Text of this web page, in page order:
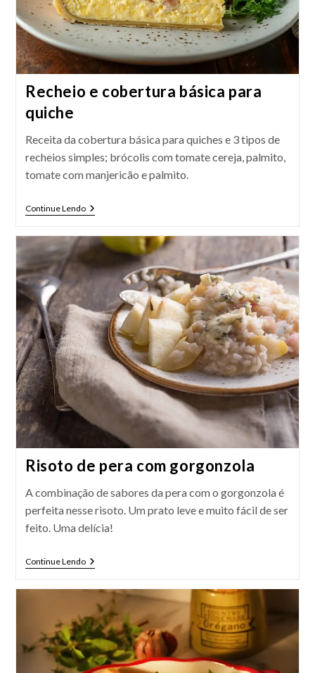
Recheio e cobertura básica para
quiche
Receita da cobertura básica para quiches e 3 tipos de
recheios simples; brócolis com tomate cereja, palmito,
tomate com manjericão e palmito.
Continue LendoRecheio
E
Básica
Para
Quiche
Risoto de pera com gorgonzola
A combinação de sabores da pera com o gorgonzola é
perfeita nesse risoto. Um prato leve e muito fácil de ser
feito. Uma delícia!
Continue LendoRisoto
De
Com
Gorgonzola